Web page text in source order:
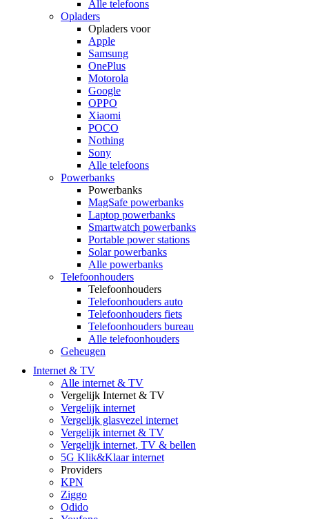
Alle telefoons
Opladers
Opladers voor
Apple
Samsung
OnePlus
Motorola
Google
OPPO
Xiaomi
POCO
Nothing
Sony
Alle telefoons
Powerbanks
Powerbanks
MagSafe powerbanks
Laptop powerbanks
Smartwatch powerbanks
Portable power stations
Solar powerbanks
Alle powerbanks
Telefoonhouders
Telefoonhouders
Telefoonhouders auto
Telefoonhouders fiets
Telefoonhouders bureau
Alle telefoonhouders
Geheugen
Internet & TV
Alle internet & TV
Vergelijk Internet & TV
Vergelijk internet
Vergelijk glasvezel internet
Vergelijk internet & TV
Vergelijk internet, TV & bellen
5G Klik&Klaar internet
Providers
KPN
Ziggo
Odido